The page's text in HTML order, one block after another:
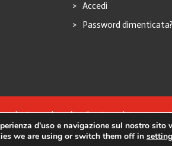
Accedi
Password dimenticata?
e la redistribuzione dei
San Giacomo M. A.| Powered by
d'uso e navigazione sul nostro sito
we are using or switch them off in